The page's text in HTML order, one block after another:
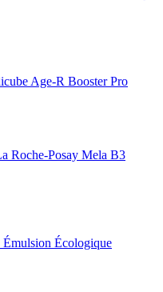
Age-R Booster Pro
Roche-Posay Mela B3
Émulsion Écologique